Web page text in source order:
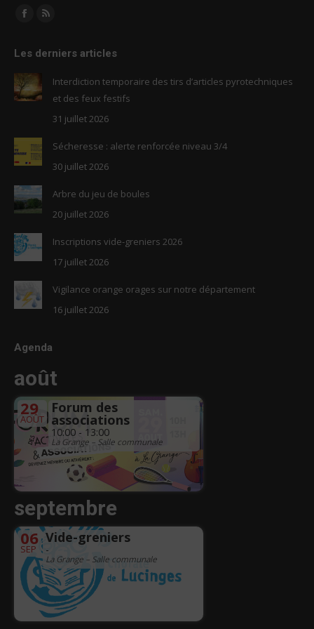
Trouvez nous sur :
Facebook
opens
in
new
RSS
opens
new
window
Les derniers articles
Interdiction temporaire des tirs d’articles pyrotechniques
et des feux festifs
31 juillet 2026
Sécheresse : alerte renforcée niveau 3/4
30 juillet 2026
Arbre du jeu de boules
20 juillet 2026
Inscriptions vide-greniers 2026
17 juillet 2026
Vigilance orange orages sur notre département
16 juillet 2026
Agenda
août
29
AOÛT
Forum des
associations
10:00 - 13:00
La Grange – Salle communale
septembre
06
SEP
Vide-greniers
-
La Grange – Salle communale